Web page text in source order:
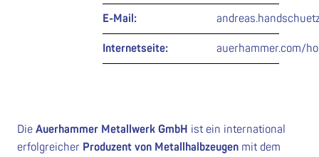
E-Mail:
Internetseite: auerhammer.com/
Die Auerhammer Metallwerk GmbH ist ein international
erfolgreicher Produzent von Metallhalbzeugen mit dem